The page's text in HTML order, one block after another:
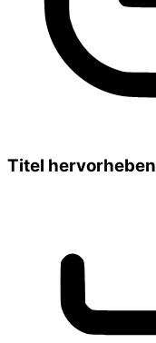
Titel hervorheben